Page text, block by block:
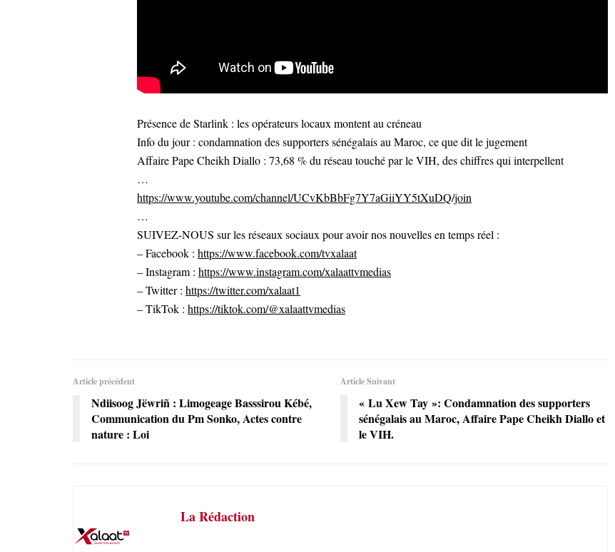
Présence de Starlink : les opérateurs locaux montent au créneau
Info du jour : condamnation des supporters sénégalais au Maroc, ce que dit le jugement
Affaire Pape Cheikh Diallo : 73,68 % du réseau touché par le VIH, des chiffres qui interpellent
…
https://www.youtube.com/channel/UCvKbBbFg7Y7aGiiYY5tXuDQ/join
…
SUIVEZ-NOUS sur les réseaux sociaux pour avoir nos nouvelles en temps réel :
– Facebook : https://www.facebook.com/tvxalaat
– Instagram : https://www.instagram.com/xalaattvmedias
– Twitter : https://twitter.com/xalaat1
– TikTok : https://tiktok.com/@xalaattvmedias
Article précédent
Ndiisoog Jëwriñ : Limogeage Basssirou Kébé,
Communication du Pm Sonko, Actes contre
nature : Loi
Article Suivant
« Lu Xew Tay »: Condamnation des supporters
sénégalais au Maroc, Affaire Pape Cheikh Diallo et
le VIH.
La Rédaction